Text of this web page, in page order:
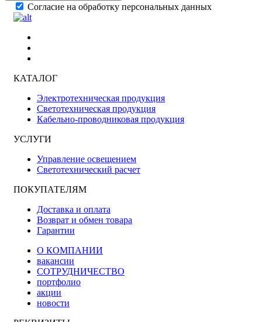
Согласие на обработку персональных данных
КАТАЛОГ
Электротехническая продукция
Светотехническая продукция
Кабельно-проводниковая продукция
УСЛУГИ
Управление освещением
Светотехнический расчет
ПОКУПАТЕЛЯМ
Доставка и оплата
Возврат и обмен товара
Гарантии
О КОМПАНИИ
вакансии
СОТРУДНИЧЕСТВО
портфолио
акции
новости